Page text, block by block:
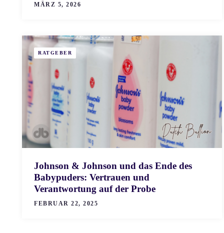
MÄRZ 5, 2026
RATGEBER
Johnson & Johnson und das Ende des
Babypuders: Vertrauen und
Verantwortung auf der Probe
FEBRUAR 22, 2025